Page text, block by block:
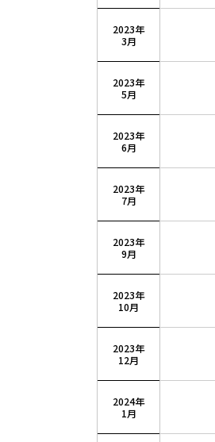
2023年
3月
2023年
5月
2023年
6月
2023年
7月
2023年
9月
2023年
10月
2023年
12月
2024年
1月